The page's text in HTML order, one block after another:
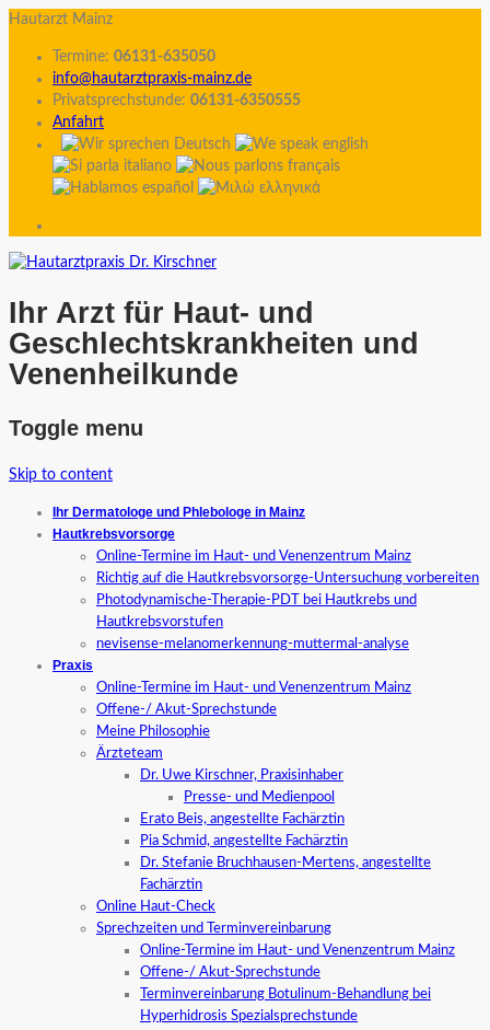
Hautarzt Mainz
Termine: 06131-635050
info@hautarztpraxis-mainz.de
Privatsprechstunde: 06131-6350555
Anfahrt
Ihr Arzt für Haut- und
Geschlechtskrankheiten und
Venenheilkunde
Toggle menu
Skip to content
Ihr Dermatologe und Phlebologe in Mainz
Hautkrebsvorsorge
Online-Termine im Haut- und Venenzentrum Mainz
Richtig auf die Hautkrebsvorsorge-Untersuchung vorbereiten
Photodynamische-Therapie-PDT bei Hautkrebs und
Hautkrebsvorstufen
nevisense-melanomerkennung-muttermal-analyse
Praxis
Online-Termine im Haut- und Venenzentrum Mainz
Offene-/ Akut-Sprechstunde
Meine Philosophie
Ärzteteam
Dr. Uwe Kirschner, Praxisinhaber
Presse- und Medienpool
Erato Beis, angestellte Fachärztin
Pia Schmid, angestellte Fachärztin
Dr. Stefanie Bruchhausen-Mertens, angestellte
Fachärztin
Online Haut-Check
Sprechzeiten und Terminvereinbarung
Online-Termine im Haut- und Venenzentrum Mainz
Offene-/ Akut-Sprechstunde
Terminvereinbarung Botulinum-Behandlung bei
Hyperhidrosis Spezialsprechstunde